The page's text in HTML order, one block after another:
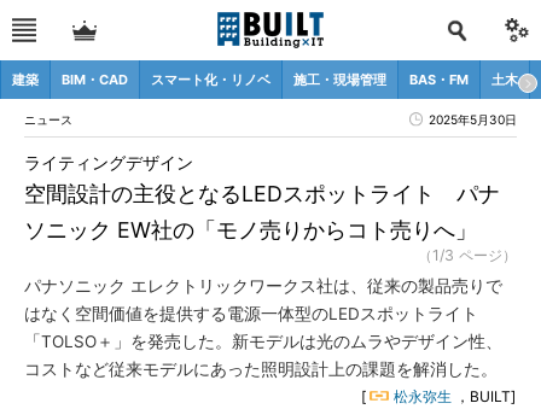
建築 BIM・CAD スマート化・リノベ 施工・現場管理 BAS・FM 土木
ニュース 2025年5月30日
空間設計の主役となるLEDスポットライト パナ
ソニック EW社の「モノ売りからコト売りへ」
ライティングデザイン
（1/3 ページ）
パナソニック エレクトリックワークス社は、従来の製品売りで
はなく空間価値を提供する電源一体型のLEDスポットライト
「TOLSO＋」を発売した。新モデルは光のムラやデザイン性、
コストなど従来モデルにあった照明設計上の課題を解消した。
[ 松永弥生 ，BUILT]